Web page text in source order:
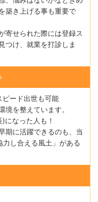
築き上げる事も重要で
寄せられた際には登録ス
つけ、就業を打診しま
ード出世も可能
境を整えています。
になった人も！
期に活躍できるのも、当
し合える風土」がある